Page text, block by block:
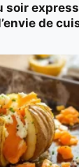
soir
de